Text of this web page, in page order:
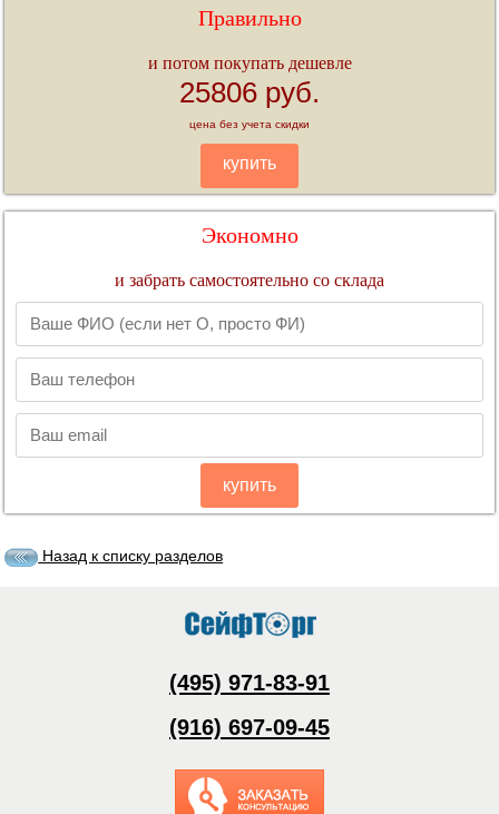
Правильно
и потом покупать дешевле
25806 руб.
цена без учета скидки
купить
Экономно
и забрать самостоятельно со склада
купить
Назад к списку разделов
(495) 971-83-91
(916) 697-09-45
Заказать обратный
звонок